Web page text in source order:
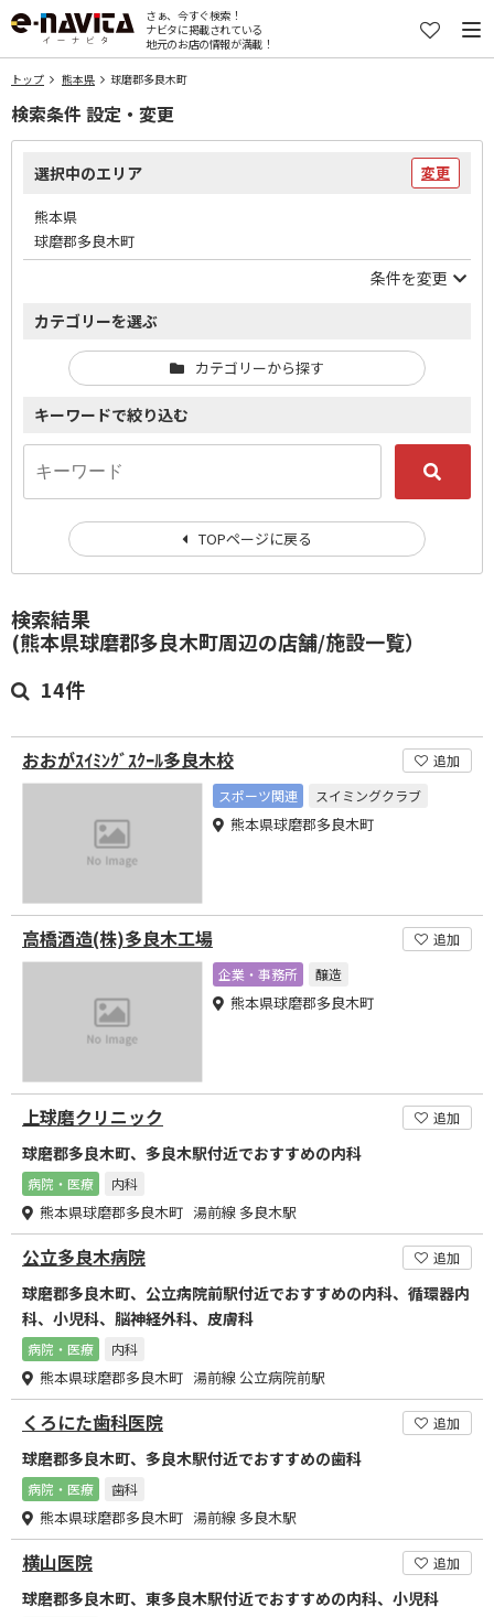
さぁ、今すぐ検索！
ナビタに掲載されている
地元のお店の情報が満載！
トップ 熊本県 球磨郡多良木町
検索結果
(熊本県球磨郡多良木町周辺の店舗/施設一覧）
14件
おおがｽｲﾐﾝｸﾞｽｸｰﾙ多良木校
追加
スポーツ関連
スイミングクラブ
熊本県球磨郡多良木町
高橋酒造(株)多良木工場
追加
企業・事務所
醸造
熊本県球磨郡多良木町
上球磨クリニック 追加
球磨郡多良木町、多良木駅付近でおすすめの内科
病院・医療 内科
熊本県球磨郡多良木町 湯前線 多良木駅
公立多良木病院 追加
球磨郡多良木町、公立病院前駅付近でおすすめの内科、循環器内
科、小児科、脳神経外科、皮膚科
病院・医療 内科
熊本県球磨郡多良木町 湯前線 公立病院前駅
くろにた歯科医院 追加
球磨郡多良木町、多良木駅付近でおすすめの歯科
病院・医療 歯科
熊本県球磨郡多良木町 湯前線 多良木駅
横山医院 追加
球磨郡多良木町、東多良木駅付近でおすすめの内科、小児科
検索条件 設定・変更
選択中のエリア 変更
熊本県
球磨郡多良木町
条件を変更
カテゴリーを選ぶ
カテゴリーから探す
キーワードで絞り込む
TOPページに戻る